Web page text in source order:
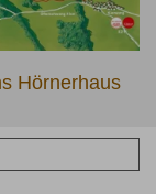
Hörnerhaus